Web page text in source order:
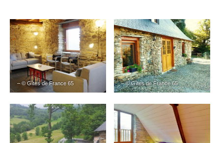
– © Gîtes de France 65 – © Gîtes de France 65